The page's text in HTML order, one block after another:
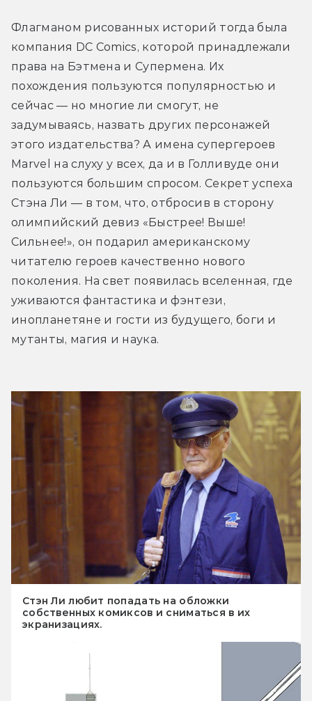
Флагманом рисованных историй тогда была
компания DC Comics, которой принадлежали
права на Бэтмена и Супермена. Их
похождения пользуются популярностью и
сейчас — но многие ли смогут, не
задумываясь, назвать других персонажей
этого издательства? А имена супергероев
Marvel на слуху у всех, да и в Голливуде они
пользуются большим спросом. Секрет успеха
Стэна Ли — в том, что, отбросив в сторону
олимпийский девиз «Быстрее! Выше!
Сильнее!», он подарил американскому
читателю героев качественно нового
поколения. На свет появилась вселенная, где
уживаются фантастика и фэнтези,
инопланетяне и гости из будущего, боги и
мутанты, магия и наука.
Стэн Ли любит попадать на обложки
собственных комиксов и сниматься в их
экранизациях.